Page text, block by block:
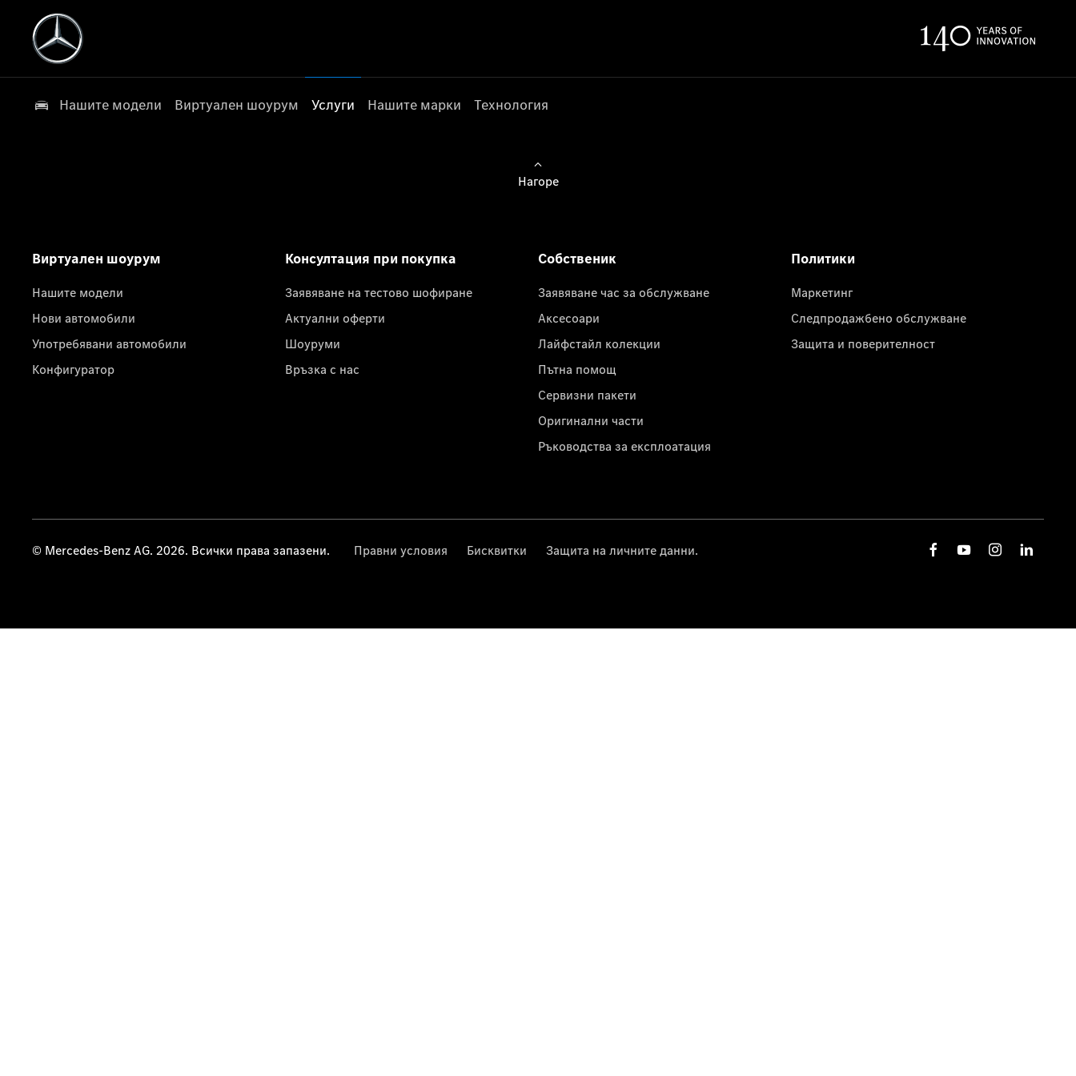
Нашите модели Виртуален шоурум Услуги Нашите марки Технология
Нагоре
Виртуален шоурум
Нашите модели
Нови автомобили
Употребявани автомобили
Конфигуратор
Консултация при покупка
Заявяване на тестово шофиране
Актуални оферти
Шоуруми
Връзка с нас
Собственик
Заявяване час за обслужване
Аксесоари
Лайфстайл колекции
Пътна помощ
Сервизни пакети
Оригинални части
Ръководства за експлоатация
Политики
Маркетинг
Следпродажбено обслужване
Защита и поверителност
© Mercedes-Benz AG. 2026. Всички права запазени. Правни условия Бисквитки Защита на личните данни.